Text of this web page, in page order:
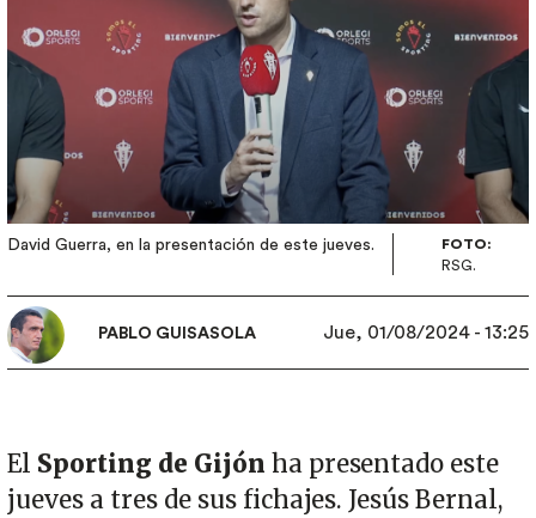
David Guerra, en la presentación de este jueves.
FOTO:
RSG.
PABLO GUISASOLA Jue, 01/08/2024 - 13:25
El Sporting de Gijón ha presentado este
jueves a tres de sus fichajes. Jesús Bernal,